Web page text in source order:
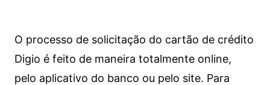
O processo de solicitação do cartão de crédito
Digio é feito de maneira totalmente online,
pelo aplicativo do banco ou pelo site. Para